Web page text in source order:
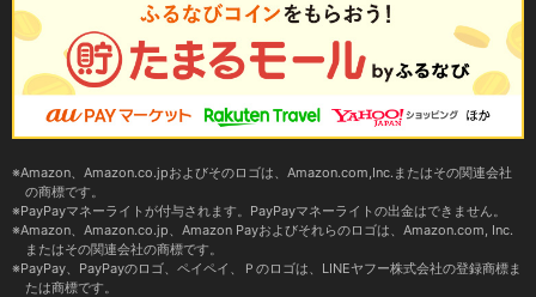
Amazon、Amazon.co.jpおよびそのロゴは、Amazon.com,Inc.またはその関連会社
の商標です。
PayPayマネーライトが付与されます。PayPayマネーライトの出金はできません。
Amazon、Amazon.co.jp、Amazon Payおよびそれらのロゴは、Amazon.com, Inc.
またはその関連会社の商標です。
PayPay、PayPayのロゴ、ペイペイ、Ｐのロゴは、LINEヤフー株式会社の登録商標ま
たは商標です。